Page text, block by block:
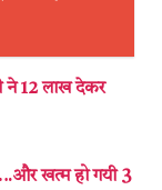
ने 12 लाख देकर
खत्म हो गयी 3